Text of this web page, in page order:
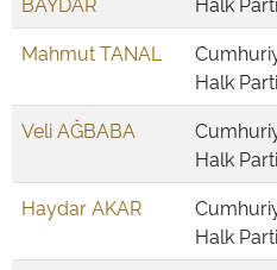
Mahmut TANAL
Halk
Veli AĞBABA
Halk
Haydar AKAR
Halk